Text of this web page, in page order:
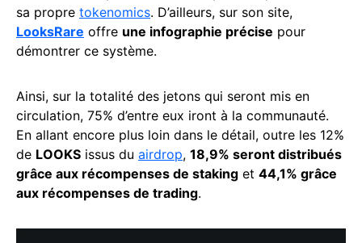
sa propre tokenomics. D’ailleurs, sur son site,
LooksRare offre une infographie précise pour
démontrer ce système.
Ainsi, sur la totalité des jetons qui seront mis en
circulation, 75% d’entre eux iront à la communauté.
En allant encore plus loin dans le détail, outre les 12%
de LOOKS issus du airdrop, 18,9% seront distribués
grâce aux récompenses de staking et 44,1% grâce
aux récompenses de trading.